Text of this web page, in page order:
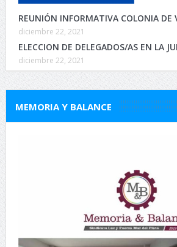
REUNIÓN INFORMATIVA COLONIA DE
diciembre 22, 2021
ELECCION DE DELEGADOS/AS EN LA
diciembre 22, 2021
MEMORIA Y BALANCE